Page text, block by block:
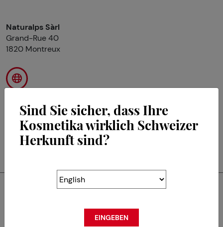
Naturalps Sàrl
Grand-Rue 40
1820 Montreux
RETOUR
Swisscos ist Mitglied von
Sind Sie sicher, dass Ihre
Kosmetika wirklich Schweizer
Herkunft sind?
EINGEBEN